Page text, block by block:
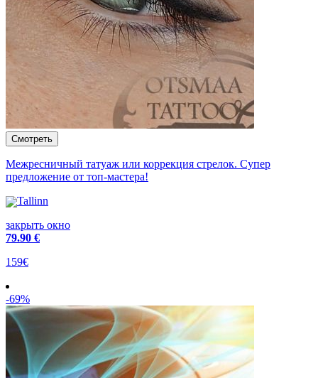
Межресничный татуаж или коррекция стрелок. Cупер
предложение от топ-мастера!
Tallinn
закрыть окно
79.90 €
159€
-69%